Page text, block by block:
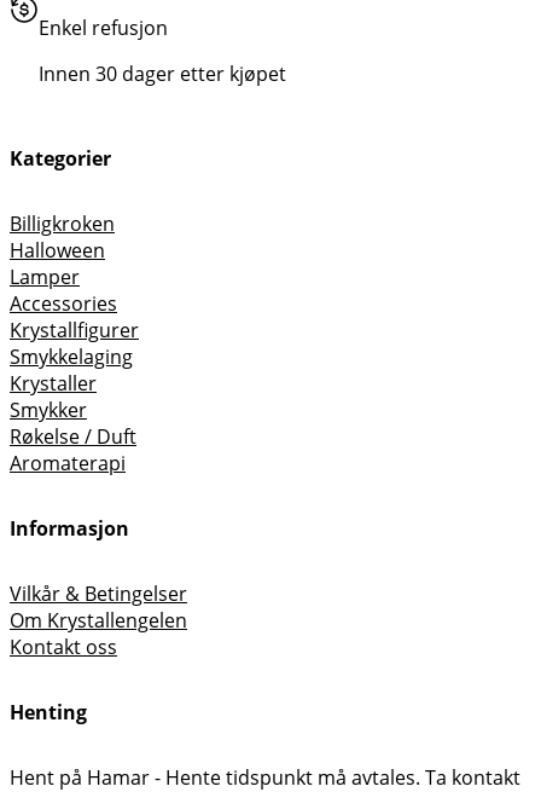
Enkel refusjon
Innen 30 dager etter kjøpet
Kategorier
Billigkroken
Halloween
Lamper
Accessories
Krystallfigurer
Smykkelaging
Krystaller
Smykker
Røkelse / Duft
Aromaterapi
Informasjon
Vilkår & Betingelser
Om Krystallengelen
Kontakt oss
Henting
Hent på Hamar - Hente tidspunkt må avtales. Ta kontakt